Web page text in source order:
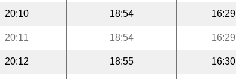
16:29
18:54
20:10
16:29
18:54
20:11
16:30
18:55
20:12